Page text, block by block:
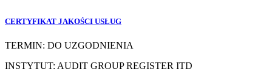
CERTYFIKAT JAKOŚCI USŁUG
TERMIN: DO UZGODNIENIA
INSTYTUT: AUDIT GROUP REGISTER ITD